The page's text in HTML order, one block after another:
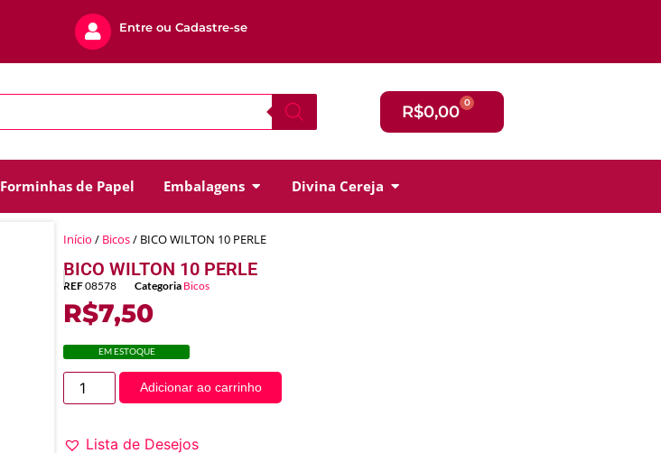
Entre ou Cadastre-se
R$0,00 0
Forminhas de Papel Embalagens Divina Cereja
Início / Bicos/ BICO WILTON 10 PERLE
BICO WILTON 10 PERLE
REF08578 Categoria Bicos
R$7,50
EM ESTOQUE
Adicionar ao carrinho
Lista de Desejos